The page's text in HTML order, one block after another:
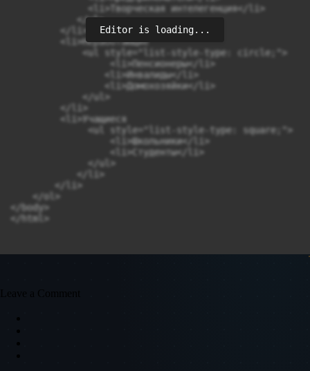
              <li>Творческая интелегенция</li>
            </ul>
         </li>
         <li>Неработающие
             <ul style="list-style-type: circle;">
                  <li>Пенсионеры</li>
                 <li>Инвалиды</li>
                 <li>Домохозяйки</li>
             </ul>
         </li>
         <li>Учащиеся
              <ul style="list-style-type: square;">
                  <li>Школьники</li>
                  <li>Студенты</li>
              </ul>
            </li>
        </li>
    </ol>
</body>
Editor is loading...
Leave a Comment